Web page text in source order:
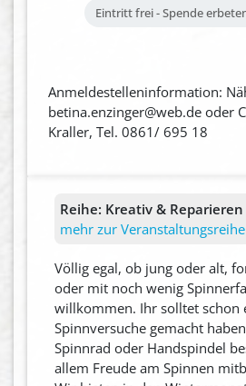
Eintritt frei - Spende
Anmeldestelleninformation:
betina.enzinger@web.de oder
Kraller, Tel. 0861/ 695 18
Reihe: Kreativ & Reparieren
mehr zur
Völlig egal, ob jung oder alt,
oder mit noch wenig
willkommen. Ihr solltet schon
Spinnversuche gemacht
Spinnrad oder Handspindel
allem Freude am Spinnen